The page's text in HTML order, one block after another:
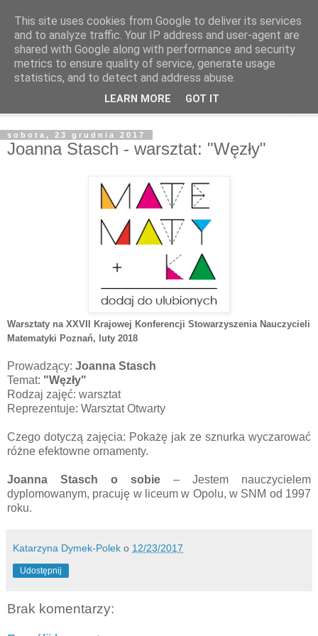
sobota, 23 grudnia 2017
Joanna Stasch - warsztat: "Węzły"
Warsztaty na XXVII Krajowej Konferencji Stowarzyszenia Nauczycieli
Matematyki Poznań, luty 2018
Prowadzący: Joanna Stasch
Temat: "Węzły"
Rodzaj zajęć: warsztat
Reprezentuje: Warsztat Otwarty
Czego dotyczą zajęcia: Pokażę jak ze sznurka wyczarować
różne efektowne ornamenty.
Joanna Stasch o sobie – Jestem nauczycielem
dyplomowanym, pracuję w liceum w Opolu, w SNM od 1997
roku.
Katarzyna Dymek-Polek o 12/23/2017
Udostępnij
Brak komentarzy:
This site uses cookies from Google to deliver its services
and to analyze traffic. Your IP address and user-agent are
shared with Google along with performance and security
metrics to ensure quality of service, generate usage
statistics, and to detect and address abuse.
LEARN MORE GOT IT